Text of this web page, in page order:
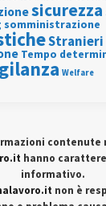
sicurezza
somministrazione
Stranieri
Tempo
Welfare
contenute
hanno
informativo.
non è